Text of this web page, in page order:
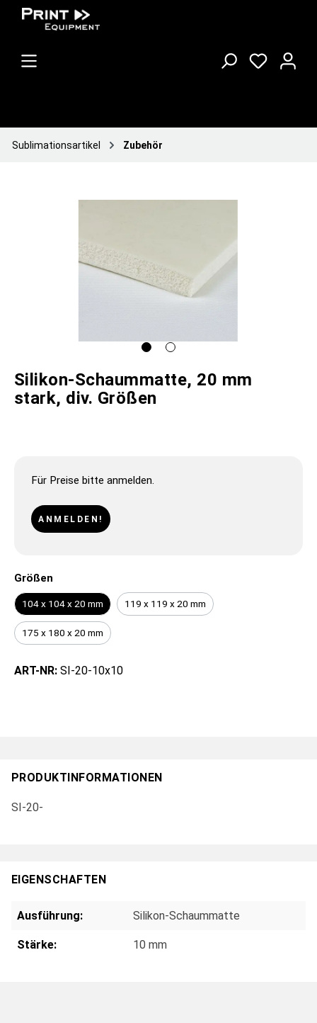
Sublimationsartikel Zubehör
Silikon-Schaummatte, 20 mm
stark, div. Größen
Für Preise bitte anmelden.
ANMELDEN!
Größen
104 x 104 x 20 mm 119 x 119 x 20 mm
175 x 180 x 20 mm
ART-NR: SI-20-10x10
PRODUKTINFORMATIONEN
SI-20-
EIGENSCHAFTEN
Ausführung: Silikon-Schaummatte
Stärke: 10 mm